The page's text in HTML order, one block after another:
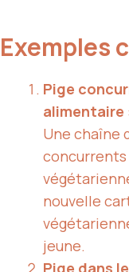
Exemples
Pige
alimentaire :
Une chaîne
concurrents
nouvelle
jeune.
Pige dans